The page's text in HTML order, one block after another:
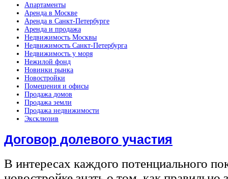
Апартаменты
Аренда в Москве
Аренда в Санкт-Петербурге
Аренда и продажа
Недвижимость Москвы
Недвижимость Санкт-Петербурга
Недвижимость у моря
Нежилой фонд
Новинки рынка
Новостройки
Помещения и офисы
Продажа домов
Продажа земли
Продажа недвижимости
Эксклюзив
Договор долевого участия
В интересах каждого потенциального